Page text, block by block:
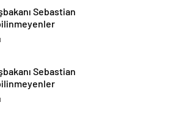
Sebastian
Sebastian